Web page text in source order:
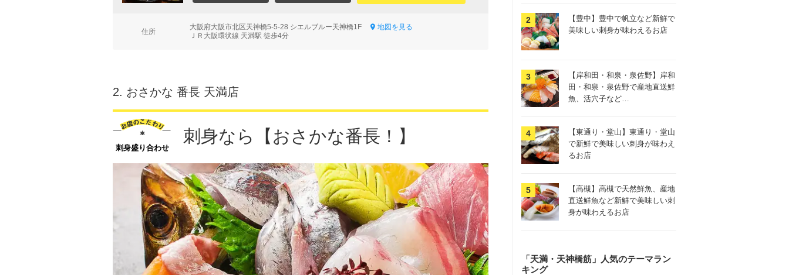
住所
大阪府大阪市北区天神橋5-5-28 シエルブルー天神橋1F
地図を見る
ＪＲ大阪環状線 天満駅 徒歩4分
2. おさかな 番長 天満店
刺身盛り合わせ
刺身なら【おさかな番長！】
【豊中】豊中で帆立など新鮮で
美味しい刺身が味わえるお店
【岸和田・和泉・泉佐野】岸和
田・和泉・泉佐野で産地直送鮮
魚、活穴子など…
【東通り・堂山】東通り・堂山
で新鮮で美味しい刺身が味わえ
るお店
【高槻】高槻で天然鮮魚、産地
直送鮮魚など新鮮で美味しい刺
身が味わえるお店
「天満・天神橋筋」人気のテーマラン
キング